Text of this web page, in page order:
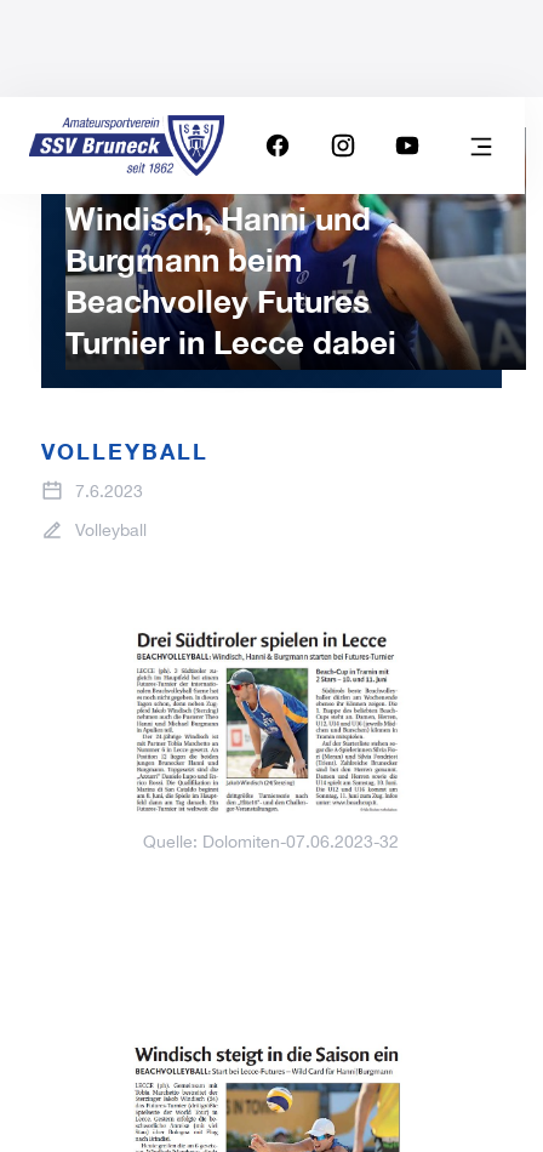
Windisch, Hanni und
Burgmann beim
Beachvolley Futures
Turnier in Lecce dabei
VOLLEYBALL
7.6.2023
Volleyball
Quelle: Dolomiten-07.06.2023-32